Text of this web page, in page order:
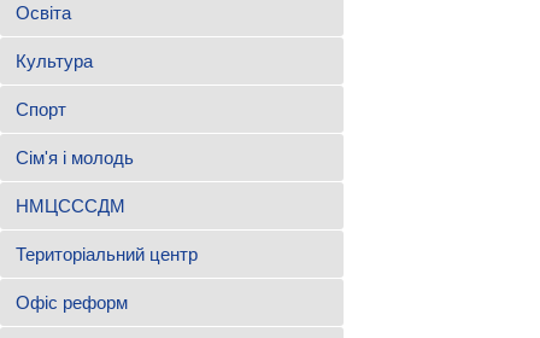
Освіта
Культура
Спорт
Сім'я і молодь
НМЦСССДМ
Територіальний центр
Офіс реформ